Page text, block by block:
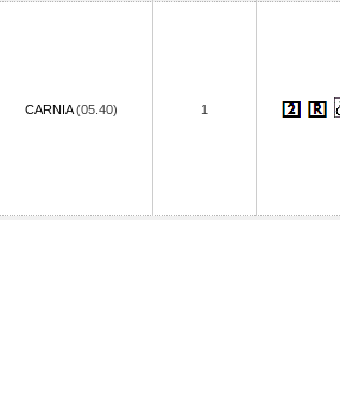
CARNIA(05.40) 1